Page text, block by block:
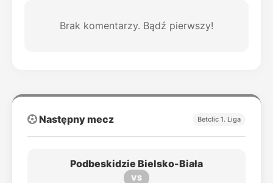
Brak komentarzy. Bądź pierwszy!
Następny mecz Betclic 1. Liga
Podbeskidzie Bielsko-Biała
VS